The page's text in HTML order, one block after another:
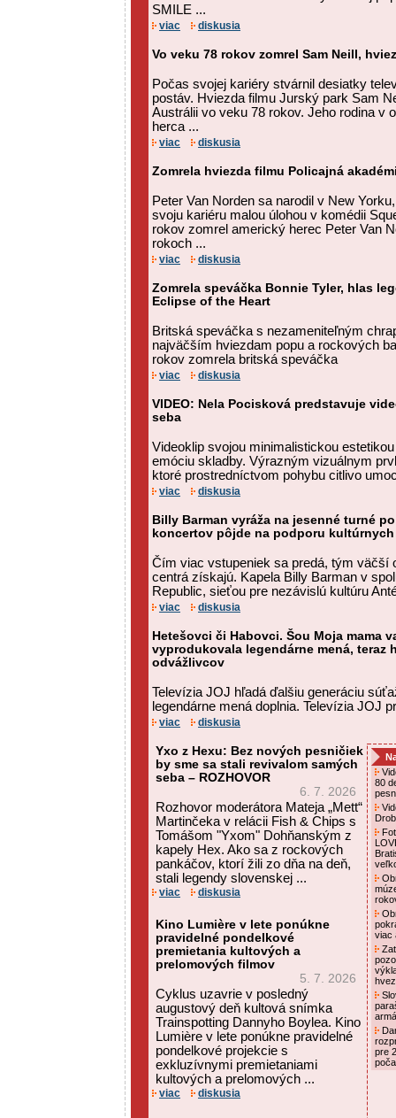
SMILE ...
viac diskusia
Vo veku 78 rokov zomrel Sam Neill,
Počas svojej kariéry stvárnil desiatky
postáv. Hviezda filmu Jurský park Sam
Austrálii vo veku 78 rokov. Jeho rodina v
herca ...
viac diskusia
Zomrela hviezda filmu Policajná
Peter Van Norden sa narodil v New
svoju kariéru malou úlohou v komédii
rokov zomrel americký herec Peter Van
rokoch ...
viac diskusia
Zomrela speváčka Bonnie Tyler, hlas
Eclipse of the Heart
Britská speváčka s nezameniteľným
najväčším hviezdam popu a rockových
rokov zomrela britská speváčka
viac diskusia
VIDEO: Nela Pocisková predstavuje
seba
Videoklip svojou minimalistickou
emóciu skladby. Výrazným vizuálnym
ktoré prostredníctvom pohybu citlivo
viac diskusia
Billy Barman vyráža na jesenné turné
koncertov pôjde na podporu
Čím viac vstupeniek sa predá, tým väčší
centrá získajú. Kapela Billy Barman v
Republic, sieťou pre nezávislú kultúru
viac diskusia
Hetešovci či Habovci. Šou Moja mama
vyprodukovala legendárne mená, teraz
odvážlivcov
Televízia JOJ hľadá ďalšiu generáciu
legendárne mená doplnia. Televízia JOJ
viac diskusia
Yxo z Hexu: Bez nových pesničiek
by sme sa stali revivalom samých
seba – ROZHOVOR
6. 7. 2026
Rozhovor moderátora Mateja „Mett“
Martinčeka v relácii Fish & Chips s
Tomášom "Yxom" Dohňanským z
kapely Hex. Ako sa z rockových
pankáčov, ktorí žili zo dňa na deň,
stali legendy slovenskej ...
viac diskusia
Kino Lumière v lete ponúkne
pravidelné pondelkové
premietania kultových a
prelomových filmov
5. 7. 2026
Cyklus uzavrie v posledný
augustový deň kultová snímka
Trainspotting Dannyho Boylea. Kino
Lumière v lete ponúkne pravidelné
pondelkové projekcie s
exkluzívnymi premietaniami
kultových a prelomových ...
viac diskusia
80
viac
pre